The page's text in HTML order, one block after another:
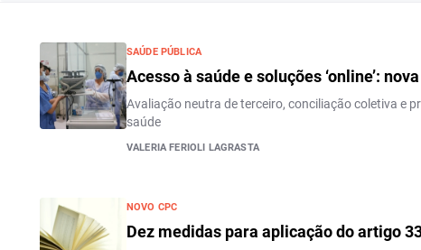
SAÚDE PÚBLICA
Acesso à saúde e soluções ‘online’:
Avaliação neutra de terceiro, conciliação coletiva e
saúde
VALERIA FERIOLI LAGRASTA
NOVO CPC
Dez medidas para aplicação do artigo